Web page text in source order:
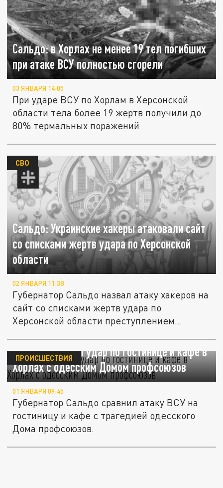
Сальдо: в Хорлах не менее 19 тел погибших
при атаке ВСУ полностью сгорели
03 ЯНВАРЯ 14:05
При ударе ВСУ по Хорлам в Херсонской
области тела более 19 жертв получили до
80% термальных поражений
Сальдо: Украинские хакеры атаковали сайт
со списками жертв удара по Херсонской
области
СВО
02 ЯНВАРЯ 11:38
Губернатор Сальдо назвал атаку хакеров на
сайт со списками жертв удара по
Херсонской области преступлением...
Сальдо сравнил удар по гостинице и кафе в
Хорлах с одесским Домом профсоюзов
ПРОИСШЕСТВИЯ
01 ЯНВАРЯ 09:45
Губернатор Сальдо сравнил атаку ВСУ на
гостиницу и кафе с трагедией одесского
Дома профсоюзов.